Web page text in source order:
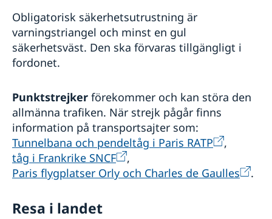
Obligatorisk säkerhetsutrustning är
varningstriangel och minst en gul
säkerhetsväst. Den ska förvaras tillgängligt i
fordonet.
Punktstrejker förekommer och kan störa den
allmänna trafiken. När strejk pågår finns
information på transportsajter som:
Tunnelbana och pendeltåg i Paris RATP
,
tåg i Frankrike SNCF
,
Paris flygplatser Orly och Charles de Gaulles
.
Resa i landet